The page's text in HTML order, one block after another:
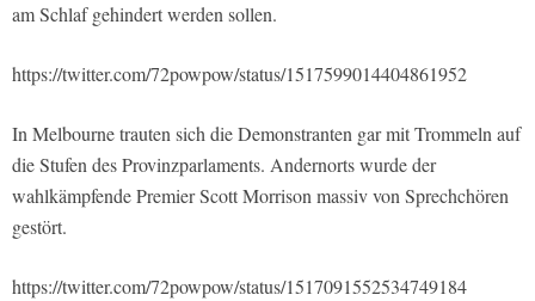
am Schlaf gehindert werden sollen.
https://twitter.com/72powpow/status/1517599014404861952
In Melbourne trauten sich die Demonstranten gar mit Trommeln auf
die Stufen des Provinzparlaments. Andernorts wurde der
wahlkämpfende Premier Scott Morrison massiv von Sprechchören
gestört.
https://twitter.com/72powpow/status/1517091552534749184